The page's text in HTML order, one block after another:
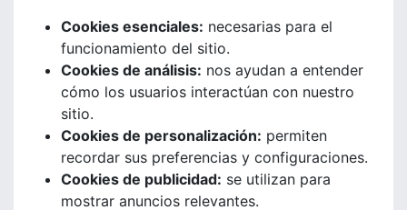
Cookies esenciales: necesarias para el
funcionamiento del sitio.
Cookies de análisis: nos ayudan a entender
cómo los usuarios interactúan con nuestro
sitio.
Cookies de personalización: permiten
recordar sus preferencias y configuraciones.
Cookies de publicidad: se utilizan para
mostrar anuncios relevantes.